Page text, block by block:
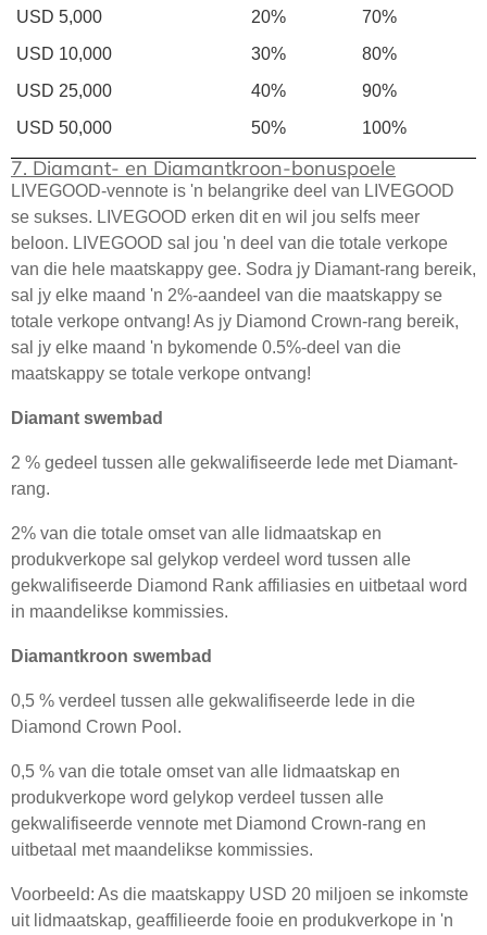
USD 5,000 20%
70%
USD 10,000
30%
80%
USD 25,000
40%
90%
USD 50,000
50% 100%
7. Diamant- en Diamantkroon-bonuspoele
LIVEGOOD-vennote is 'n belangrike deel van LIVEGOOD
se sukses. LIVEGOOD erken dit en wil jou selfs meer
beloon. LIVEGOOD sal jou 'n deel van die totale verkope
van die hele maatskappy gee. Sodra jy Diamant-rang bereik,
sal jy elke maand 'n 2%-aandeel van die maatskappy se
totale verkope ontvang! As jy Diamond Crown-rang bereik,
sal jy elke maand 'n bykomende 0.5%-deel van die
maatskappy se totale verkope ontvang!
Diamant swembad
2 % gedeel tussen alle gekwalifiseerde lede met Diamant-
rang.
2% van die totale omset van alle lidmaatskap en
produkverkope sal gelykop verdeel word tussen alle
gekwalifiseerde Diamond Rank affiliasies en uitbetaal word
in maandelikse kommissies.
Diamantkroon swembad
0,5 % verdeel tussen alle gekwalifiseerde lede in die
Diamond Crown Pool.
0,5 % van die totale omset van alle lidmaatskap en
produkverkope word gelykop verdeel tussen alle
gekwalifiseerde vennote met Diamond Crown-rang en
uitbetaal met maandelikse kommissies.
Voorbeeld: As die maatskappy USD 20 miljoen se inkomste
uit lidmaatskap, geaffilieerde fooie en produkverkope in 'n